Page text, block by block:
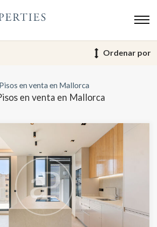
Ordenar por
Pisos en venta en Mallorca
en venta en Mallorca